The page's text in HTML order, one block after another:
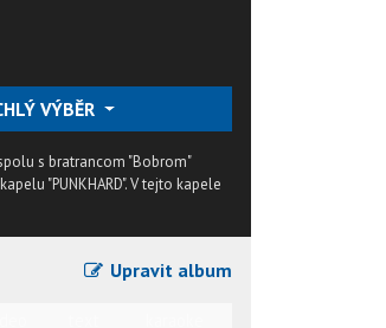
VÝBĚR
s bratrancom "Bobrom"
"PUNKHARD". V tejto kapele
Upravit album